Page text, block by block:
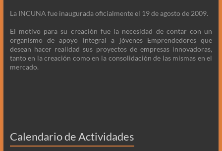
La INCUNA fue inaugurada oficialmente el 19 de agosto de 2009.
El motivo para su creación fue la necesidad de contar con un
organismo de apoyo integral a jóvenes Emprendedores que
desean hacer realidad sus proyectos de empresas innovadoras,
tanto en la creación como en la consolidación de las mismas en el
mercado.
Calendario de Actividades